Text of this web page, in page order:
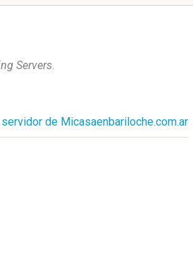
Servers.
de Micasaenbariloche.com.ar